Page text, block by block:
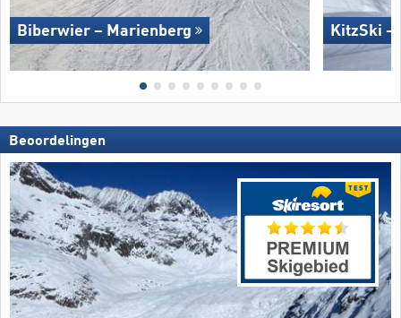
Biberwier – Marienberg KitzSki
Beoordelingen